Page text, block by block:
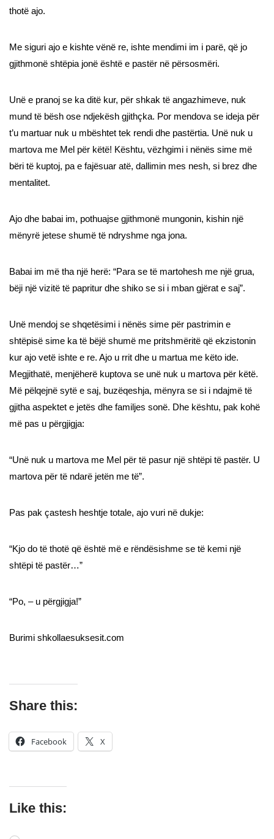
thotë ajo.
Me siguri ajo e kishte vënë re, ishte mendimi im i parë, që jo
gjithmonë shtëpia jonë është e pastër në përsosmëri.
Unë e pranoj se ka ditë kur, për shkak të angazhimeve, nuk
mund të bësh ose ndjekësh gjithçka. Por mendova se ideja për
t’u martuar nuk u mbështet tek rendi dhe pastërtia. Unë nuk u
martova me Mel për këtë! Kështu, vëzhgimi i nënës sime më
bëri të kuptoj, pa e fajësuar atë, dallimin mes nesh, si brez dhe
mentalitet.
Ajo dhe babai im, pothuajse gjithmonë mungonin, kishin një
mënyrë jetese shumë të ndryshme nga jona.
Babai im më tha një herë: “Para se të martohesh me një grua,
bëji një vizitë të papritur dhe shiko se si i mban gjërat e saj”.
Unë mendoj se shqetësimi i nënës sime për pastrimin e
shtëpisë sime ka të bëjë shumë me pritshmëritë që ekzistonin
kur ajo vetë ishte e re. Ajo u rrit dhe u martua me këto ide.
Megjithatë, menjëherë kuptova se unë nuk u martova për këtë.
Më pëlqejnë sytë e saj, buzëqeshja, mënyra se si i ndajmë të
gjitha aspektet e jetës dhe familjes sonë. Dhe kështu, pak kohë
më pas u përgjigja:
“Unë nuk u martova me Mel për të pasur një shtëpi të pastër. U
martova për të ndarë jetën me të”.
Pas pak çastesh heshtje totale, ajo vuri në dukje:
“Kjo do të thotë që është më e rëndësishme se të kemi një
shtëpi të pastër…”
“Po, – u përgjigja!”
Burimi shkollaesuksesit.com
Share this:
Facebook X
Like this: